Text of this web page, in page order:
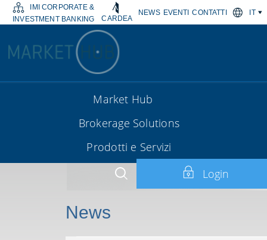
IMI CORPORATE &
INVESTMENT BANKING
CARDEA
NEWS EVENTI CONTATTI IT
Market Hub
Brokerage Solutions
Prodotti e Servizi
Login
News